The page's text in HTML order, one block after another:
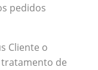
pedidos
Cliente o
de